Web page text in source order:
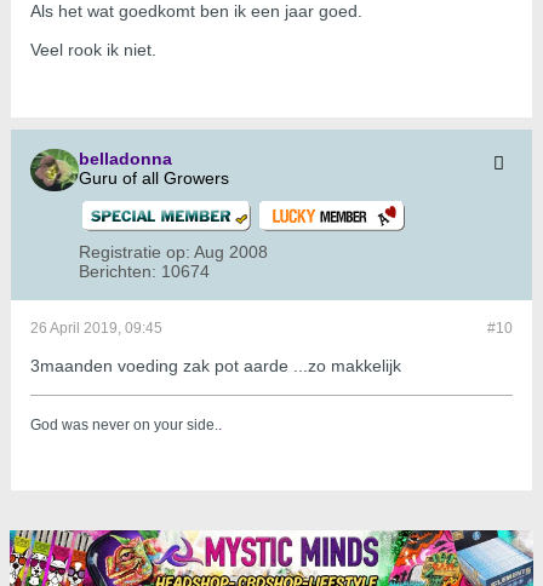
Als het wat goedkomt ben ik een jaar goed.
Veel rook ik niet.
belladonna
Guru of all Growers
Registratie op: Aug 2008
Berichten: 10674
#10
26 April 2019, 09:45
3maanden voeding zak pot aarde ...zo makkelijk
God was never on your side..